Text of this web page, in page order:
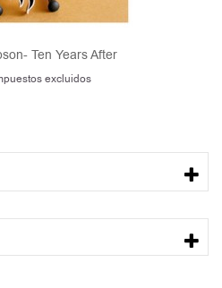
Ten Years After
excluidos